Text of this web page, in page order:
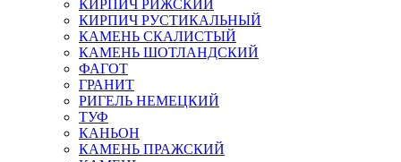
КИРПИЧ РИЖСКИЙ
КИРПИЧ РУСТИКАЛЬНЫЙ
КАМЕНЬ СКАЛИСТЫЙ
КАМЕНЬ ШОТЛАНДСКИЙ
ФАГОТ
ГРАНИТ
РИГЕЛЬ НЕМЕЦКИЙ
ТУФ
КАНЬОН
КАМЕНЬ ПРАЖСКИЙ